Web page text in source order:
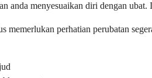
anda menyesuaikan diri dengan
memerlukan perhatian perubatan